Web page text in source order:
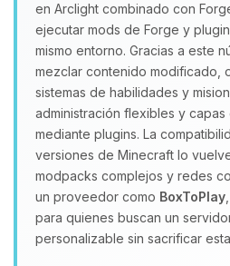
en Arclight combinado con
ejecutar mods de Forge y
mismo entorno. Gracias a este
mezclar contenido modificado,
sistemas de habilidades y
administración flexibles y
mediante plugins. La
versiones de Minecraft lo
modpacks complejos y redes
un proveedor como BoxToPlay
para quienes buscan un
personalizable sin sacrificar
Yupi, por fin alguien
hablar! Soy Choupy,
asistente de
que necesitas y
pequenos circuitos
07/08/2026 03:18